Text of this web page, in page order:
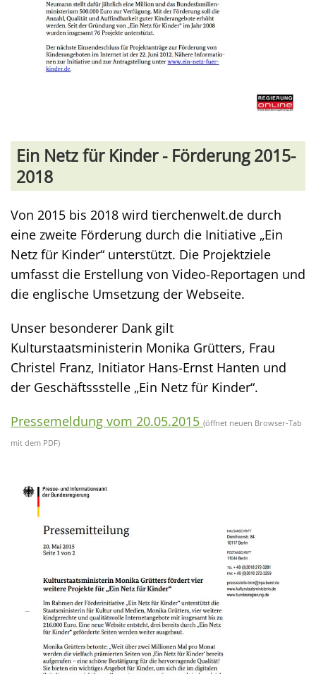
Ein Netz für Kinder - Förderung 2015-
2018
Von 2015 bis 2018 wird tierchenwelt.de durch
eine zweite Förderung durch die Initiative „Ein
Netz für Kinder“ unterstützt. Die Projektziele
umfasst die Erstellung von Video-Reportagen und
die englische Umsetzung der Webseite.
Unser besonderer Dank gilt
Kulturstaatsministerin Monika Grütters, Frau
Christel Franz, Initiator Hans-Ernst Hanten und
der Geschäftssstelle „Ein Netz für Kinder“.
Pressemeldung vom 20.05.2015 (öffnet neuen Browser-Tab
mit dem PDF)